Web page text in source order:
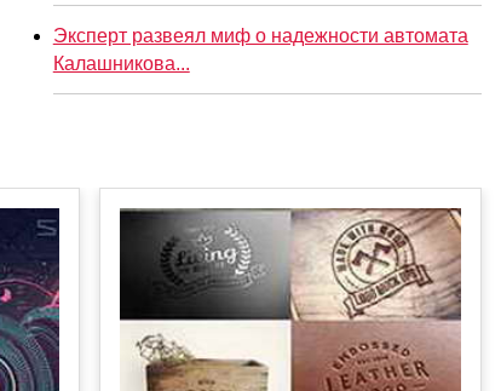
Эксперт развеял миф о надежности автомата
Калашникова...